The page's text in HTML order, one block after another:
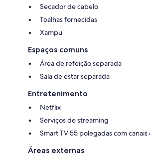
Secador de cabelo
Toalhas fornecidas
Xampu
Espaços comuns
Área de refeição separada
Sala de estar separada
Entretenimento
Netflix
Serviços de streaming
Smart TV 55 polegadas com
Áreas externas